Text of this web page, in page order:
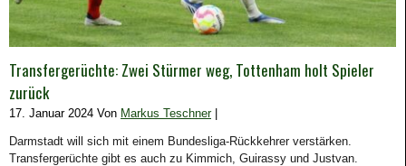
Transfergerüchte: Zwei Stürmer weg, Tottenham holt Spieler
zurück
17. Januar 2024 Von Markus Teschner|
Darmstadt will sich mit einem Bundesliga-Rückkehrer verstärken.
Transfergerüchte gibt es auch zu Kimmich, Guirassy und Justvan.